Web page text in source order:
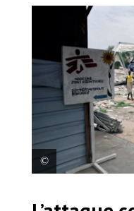
qu’il a été touché